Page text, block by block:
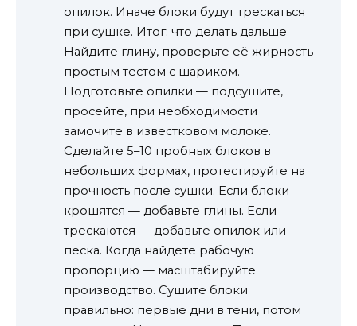
опилок. Иначе блоки будут трескаться
при сушке. Итог: что делать дальше
Найдите глину, проверьте её жирность
простым тестом с шариком.
Подготовьте опилки — подсушите,
просейте, при необходимости
замочите в известковом молоке.
Сделайте 5–10 пробных блоков в
небольших формах, протестируйте на
прочность после сушки. Если блоки
крошятся — добавьте глины. Если
трескаются — добавьте опилок или
песка. Когда найдёте рабочую
пропорцию — масштабируйте
производство. Сушите блоки
правильно: первые дни в тени, потом